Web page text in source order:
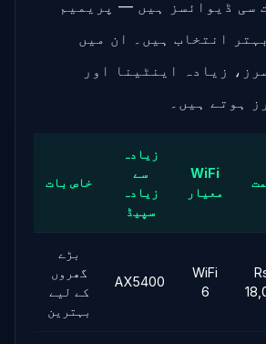
سی ڈیوائسز ہیں — پریمیم
انتخاب ہیں۔ ان میں
زیادہ اینٹینا اور
ہوتے ہیں۔
WiFi
معیار
زیادہ
سے
زیادہ
سپیڈ
خاص بات
WiFi
6
AX5400
بڑے
گھروں
کے لیے
بہترین